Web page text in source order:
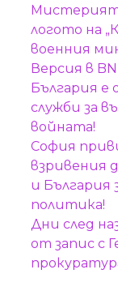
логото на
военния
Версия в
България е
служби за
войната!
София
взривения
и България
политика!
Дни след
от запис с